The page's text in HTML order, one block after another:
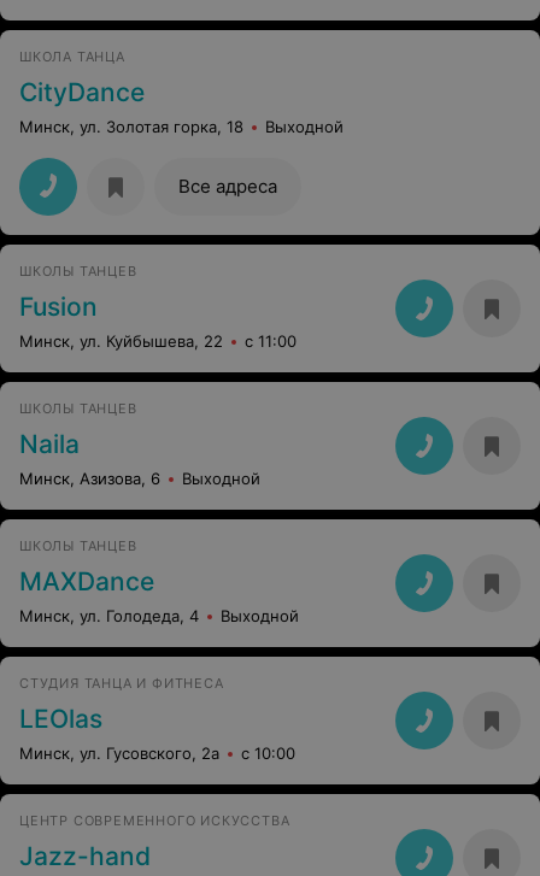
ШКОЛА ТАНЦА
CityDance
Минск, ул. Золотая горка, 18 Выходной
Все адреса
ШКОЛЫ ТАНЦЕВ
Fusion
Минск, ул. Куйбышева, 22 с 11:00
ШКОЛЫ ТАНЦЕВ
Naila
Минск, Азизова, 6 Выходной
ШКОЛЫ ТАНЦЕВ
MAXDance
Минск, ул. Голодеда, 4 Выходной
СТУДИЯ ТАНЦА И ФИТНЕСА
LEOlas
Минск, ул. Гусовского, 2а с 10:00
ЦЕНТР СОВРЕМЕННОГО ИСКУССТВА
Jazz-hand